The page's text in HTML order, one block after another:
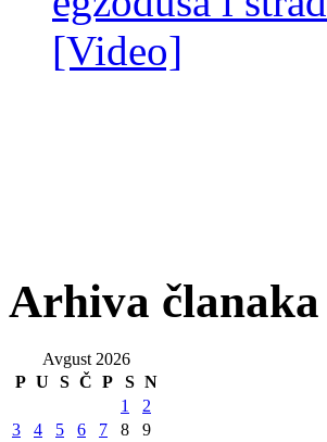
[Video]
Arhiva članaka
Avgust 2026
P U S Č P S N
1
2
3
4 5 6 7 8
9